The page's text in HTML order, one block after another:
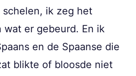
ik zeg het
wat er gebeurd. En ik
en de Spaanse die
blikte of bloosde niet